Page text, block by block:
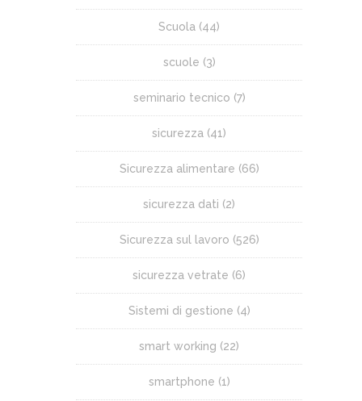
Scuola (44)
scuole (3)
seminario tecnico (7)
sicurezza (41)
Sicurezza alimentare (66)
sicurezza dati (2)
Sicurezza sul lavoro (526)
sicurezza vetrate (6)
Sistemi di gestione (4)
smart working (22)
smartphone (1)